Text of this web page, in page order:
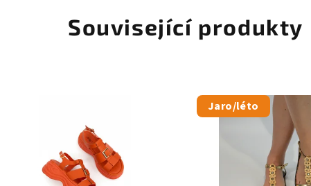
Související produkty
Jaro/léto